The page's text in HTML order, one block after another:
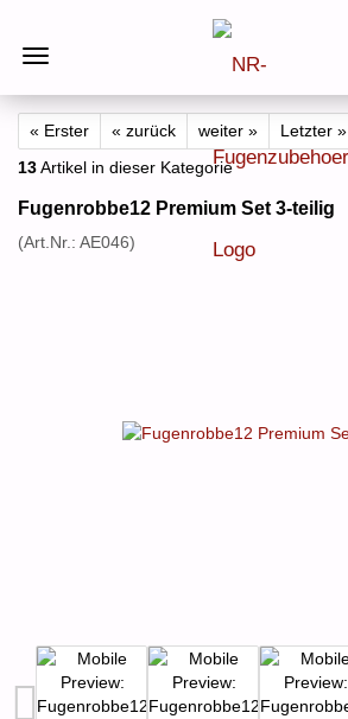
« Erster « zurück weiter »
Letzter »
13Artikel in dieser Kategorie
Fugenrobbe12 Premium Set 3-teilig
(Art.Nr.: AE046)